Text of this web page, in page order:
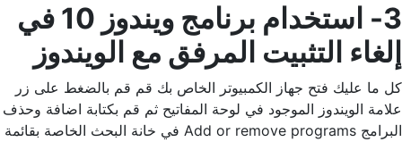
3- استخدام برنامج ويندوز 10 في
إلغاء التثبيت المرفق مع الويندوز
كل ما عليك فتح جهاز الكمبيوتر الخاص بك قم قم بالضغط على زر
علامة الويندوز الموجود في لوحة المفاتيح ثم قم بكتابة اضافة وحذف
البرامج Add or remove programs في خانة البحث الخاصة بقائمة